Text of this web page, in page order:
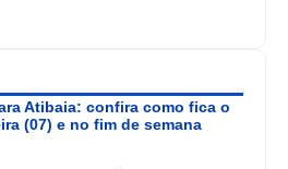
Atibaia: confira como fica o
(07) e no fim de semana